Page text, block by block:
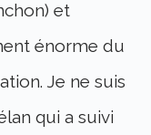
et
énorme du
Je ne suis
qui a suivi